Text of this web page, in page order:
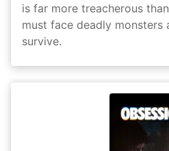
is far more treacherous
must face deadly monsters
survive.